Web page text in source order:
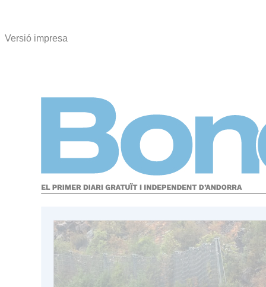
Versió impresa